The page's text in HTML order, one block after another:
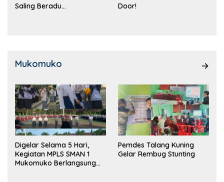
Saling Beradu
Door!
Mukomuko
Digelar Selama 5 Hari,
Kegiatan MPLS SMAN 1
Mukomuko Berlangsung
Pemdes Talang Kuning
Gelar Rembug Stunting